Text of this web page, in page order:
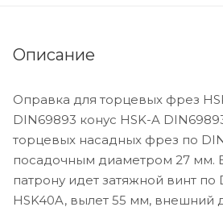
Описание
Оправка для торцевых фрез
DIN69893 конус HSK-A
торцевых насадных фрез по
посадочным диаметром 27 мм.
патрону идет затяжной винт по
HSK40A, вылет 55 мм, внешний